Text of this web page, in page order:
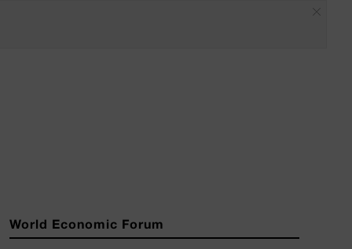
World Economic Forum